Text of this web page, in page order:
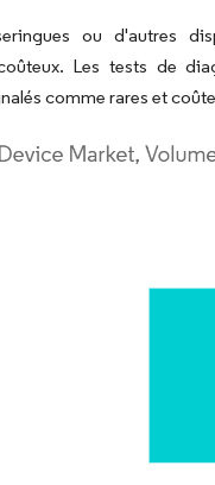
ou d'autres
Les tests de
comme rares et